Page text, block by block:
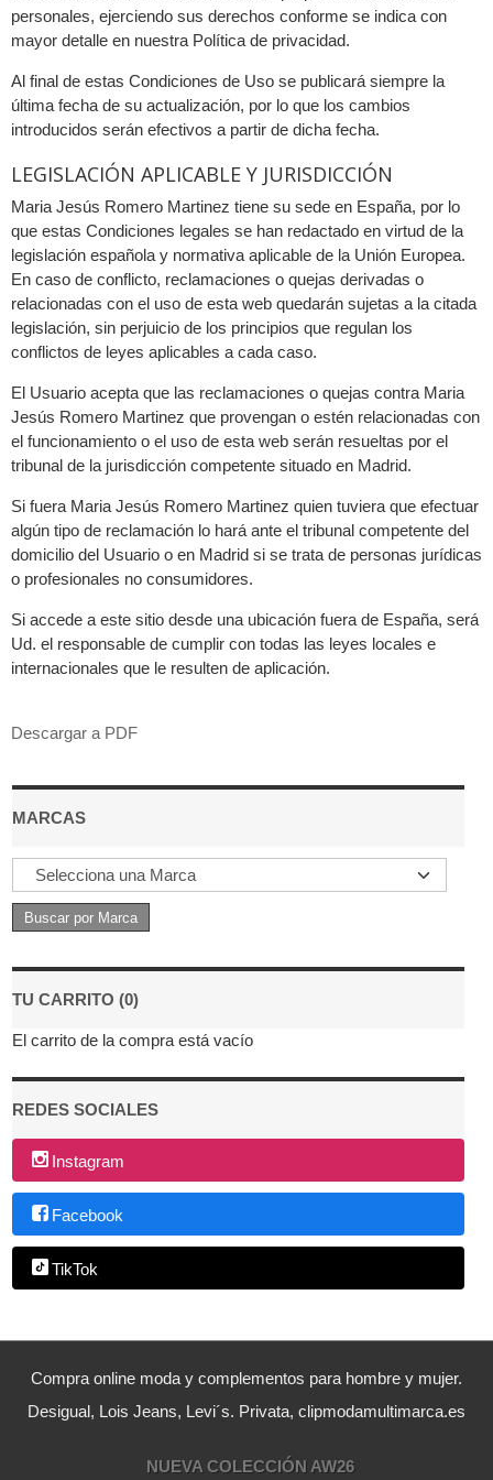
MARCAS
TU CARRITO (0)
El carrito de la compra está vacío
REDES SOCIALES
Instagram
Facebook
TikTok
personales, ejerciendo sus derechos conforme se indica con
mayor detalle en nuestra Política de privacidad.
Al final de estas Condiciones de Uso se publicará siempre la
última fecha de su actualización, por lo que los cambios
introducidos serán efectivos a partir de dicha fecha.
LEGISLACIÓN APLICABLE Y JURISDICCIÓN
Maria Jesús Romero Martinez tiene su sede en España, por lo
que estas Condiciones legales se han redactado en virtud de la
legislación española y normativa aplicable de la Unión Europea.
En caso de conflicto, reclamaciones o quejas derivadas o
relacionadas con el uso de esta web quedarán sujetas a la citada
legislación, sin perjuicio de los principios que regulan los
conflictos de leyes aplicables a cada caso.
El Usuario acepta que las reclamaciones o quejas contra Maria
Jesús Romero Martinez que provengan o estén relacionadas con
el funcionamiento o el uso de esta web serán resueltas por el
tribunal de la jurisdicción competente situado en Madrid.
Si fuera Maria Jesús Romero Martinez quien tuviera que efectuar
algún tipo de reclamación lo hará ante el tribunal competente del
domicilio del Usuario o en Madrid si se trata de personas jurídicas
o profesionales no consumidores.
Si accede a este sitio desde una ubicación fuera de España, será
Ud. el responsable de cumplir con todas las leyes locales e
internacionales que le resulten de aplicación.
Descargar a PDF
Compra online moda y complementos para hombre y mujer.
Desigual, Lois Jeans, Levi´s. Privata, clipmodamultimarca.es
NUEVA COLECCIÓN AW26